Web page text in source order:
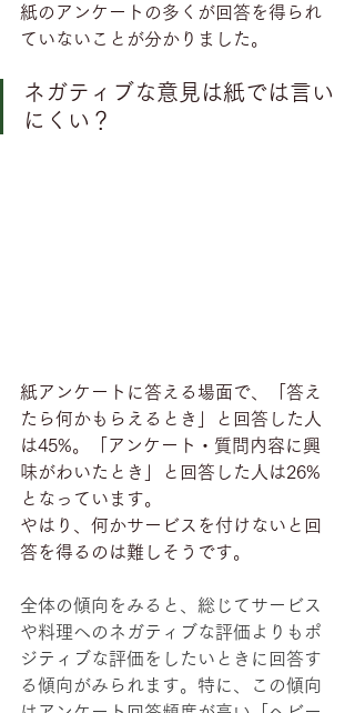
紙のアンケートの多くが回答を得られ
ていないことが分かりました。
ネガティブな意見は紙では言い
にくい？
紙アンケートに答える場面で、「答え
たら何かもらえるとき」と回答した人
は45%。「アンケート・質問内容に興
味がわいたとき」と回答した人は26%
となっています。
やはり、何かサービスを付けないと回
答を得るのは難しそうです。
全体の傾向をみると、総じてサービス
や料理へのネガティブな評価よりもポ
ジティブな評価をしたいときに回答す
る傾向がみられます。特に、この傾向